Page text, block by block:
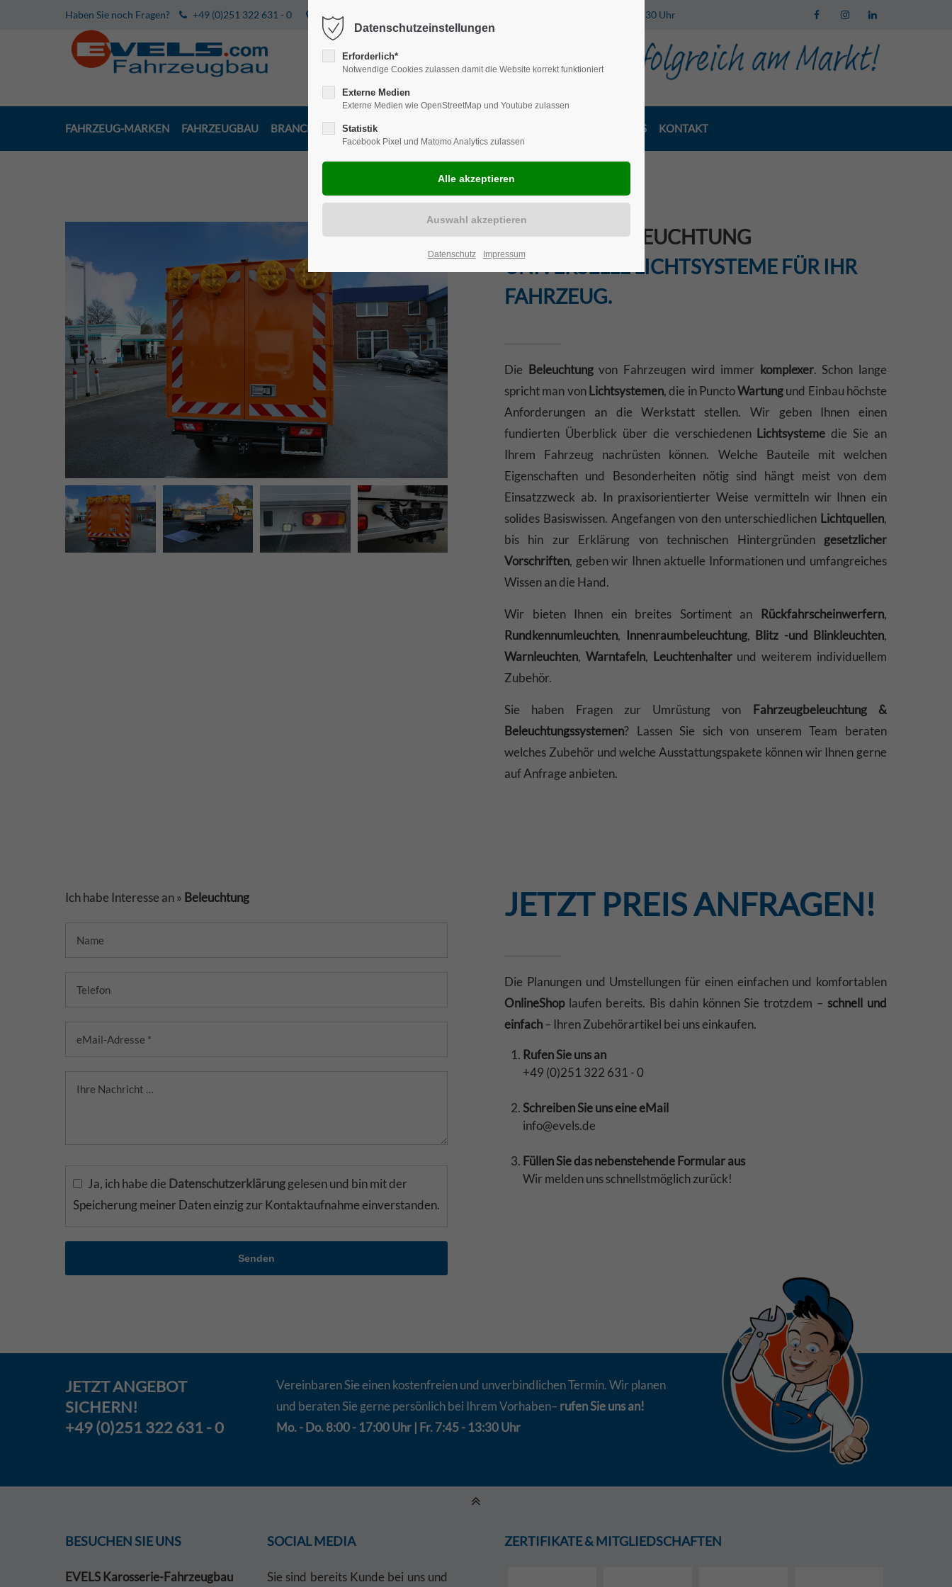
Haben Sie noch Fragen? +49 (0)251 322 631 - 0 Harkortstraße 12, 48163 Münster Mo.-Do. 8:00 - 17:00 | Fr. 7:45 - 13:30 Uhr
FAHRZEUG-MARKEN FAHRZEUGBAU BRANCHENLÖSUNGEN EVELS KONTAKT
FAHRZEUGBELEUCHTUNG
UNIVERSELLE LICHTSYSTEME FÜR IHR
FAHRZEUG.
Die Beleuchtungvon Fahrzeugen wird immer komplexer. Schon lange
spricht man von Lichtsystemen, die in PunctoWartungund Einbau höchste
Anforderungen an die Werkstatt stellen. Wir geben Ihnen einen
fundierten Überblick über die verschiedenen Lichtsysteme die Sie an
Ihrem Fahrzeug nachrüsten können. Welche Bauteile mit welchen
Eigenschaften und Besonderheiten nötig sind hängt meist von dem
Einsatzzweck ab. In praxisorientierter Weise vermitteln wir Ihnen ein
solides Basiswissen. Angefangen von den unterschiedlichen Lichtquellen,
bis hin zur Erklärung von technischen Hintergründen gesetzlicher
Vorschriften, geben wir Ihnen aktuelle Informationen und umfangreiches
Wissen an die Hand.
Wir bieten Ihnen ein breites Sortiment an Rückfahrscheinwerfern,
Rundkennumleuchten, Innenraumbeleuchtung, Blitz -und Blinkleuchten,
Warnleuchten, Warntafeln, Leuchtenhalter und weiterem individuellem
Zubehör.
Sie haben Fragen zur Umrüstung von
Fahrzeugbeleuchtung &
Beleuchtungssystemen? Lassen Sie sich von unserem Team beraten
welches Zubehör und welche Ausstattungspakete können wir Ihnen gerne
auf Anfrage anbieten.
Ich habe Interesse an » Beleuchtung
Ja, ich habe die Datenschutzerklärunggelesen und bin mit der
Speicherung meiner Daten einzig zur Kontaktaufnahme einverstanden.
Senden
JETZT PREIS ANFRAGEN!
Die Planungen und Umstellungen für einen einfachen und komfortablen
OnlineShoplaufen bereits. Bis dahin können Sie trotzdem –schnell und
einfach– Ihren Zubehörartikel bei uns einkaufen.
Rufen Sie uns an
+49 (0)251 322 631 - 0
Schreiben Sie uns eine eMail
info@evels.de
Füllen Sie das nebenstehende Formular aus
Wir melden uns schnellstmöglich zurück!
JETZTANGEBOT
SICHERN!
+49 (0)251 322 631 - 0
Vereinbaren Sie einen kostenfreien und unverbindlichen Termin. Wir planen
und beraten Sie gerne persönlich bei Ihrem Vorhaben– rufen Sie uns an!
Mo. - Do. 8:00 - 17:00 Uhr | Fr. 7:45 - 13:30 Uhr
BESUCHEN SIE UNS
EVELS Karosserie-Fahrzeugbau
SOCIAL MEDIA
Sie sind bereits Kunde bei uns und
ZERTIFIKATE & MITGLIEDSCHAFTEN
Datenschutzeinstellungen
Erforderlich*
Notwendige Cookies zulassen damit die Website korrekt funktioniert
Externe Medien
Externe Medien wie OpenStreetMap und Youtube zulassen
Statistik
Facebook Pixel und Matomo Analytics zulassen
Datenschutz Impressum